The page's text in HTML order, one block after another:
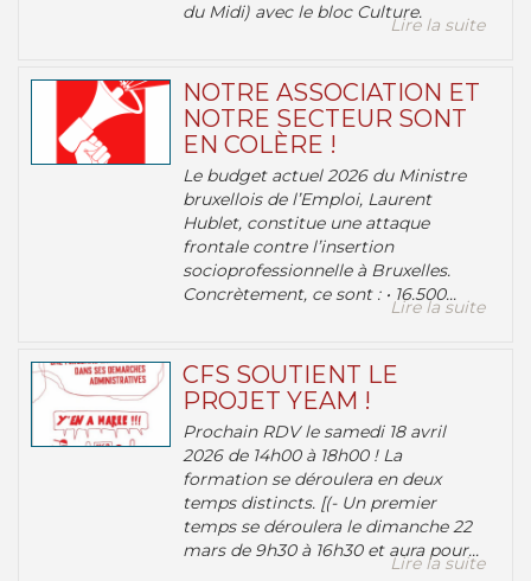
du Midi) avec le bloc Culture.
Lire la suite
NOTRE ASSOCIATION ET
NOTRE SECTEUR SONT
EN COLÈRE !
Le budget actuel 2026 du Ministre
bruxellois de l’Emploi, Laurent
Hublet, constitue une attaque
frontale contre l’insertion
socioprofessionnelle à Bruxelles.
Concrètement, ce sont : • 16.500...
Lire la suite
CFS SOUTIENT LE
PROJET YEAM !
Prochain RDV le samedi 18 avril
2026 de 14h00 à 18h00 ! La
formation se déroulera en deux
temps distincts. [(- Un premier
temps se déroulera le dimanche 22
mars de 9h30 à 16h30 et aura pour...
Lire la suite